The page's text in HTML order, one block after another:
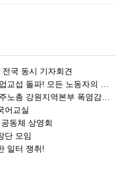
국 동시 기자회견
노동기본권 쟁취! 민주노총 7.15 총파업대회
지역본부 폭염감시단 선포 기자회견
어교실
동체 상영회
단 모임
일터 쟁취!